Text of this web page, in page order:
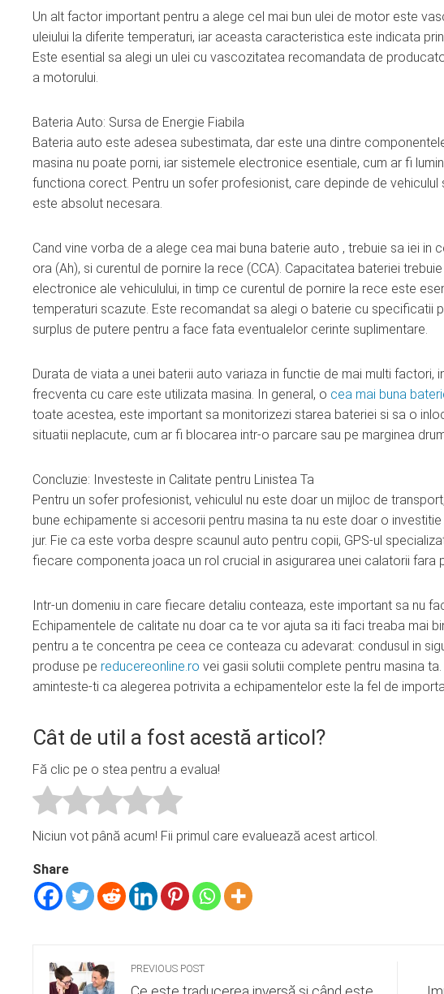
Un alt factor important pentru a alege cel mai bun ulei de motor este
uleiului la diferite temperaturi, iar aceasta caracteristica este indicata
Este esential sa alegi un ulei cu vascozitatea recomandata de
a motorului.
Bateria Auto: Sursa de Energie Fiabila
Bateria auto este adesea subestimata, dar este una dintre
masina nu poate porni, iar sistemele electronice esentiale, cum ar fi
functiona corect. Pentru un sofer profesionist, care depinde de
este absolut necesara.
Cand vine vorba de a alege cea mai buna baterie auto , trebuie sa iei
ora (Ah), si curentul de pornire la rece (CCA). Capacitatea bateriei
electronice ale vehiculului, in timp ce curentul de pornire la rece este
temperaturi scazute. Este recomandat sa alegi o baterie cu specificatii
surplus de putere pentru a face fata eventualelor cerinte suplimentare.
Durata de viata a unei baterii auto variaza in functie de mai multi factori,
frecventa cu care este utilizata masina. In general, o cea mai buna
toate acestea, este important sa monitorizezi starea bateriei si sa o
situatii neplacute, cum ar fi blocarea intr-o parcare sau pe marginea
Concluzie: Investeste in Calitate pentru Linistea Ta
Pentru un sofer profesionist, vehiculul nu este doar un mijloc de
bune echipamente si accesorii pentru masina ta nu este doar o
jur. Fie ca este vorba despre scaunul auto pentru copii, GPS-ul
fiecare componenta joaca un rol crucial in asigurarea unei calatorii fara
Intr-un domeniu in care fiecare detaliu conteaza, este important sa nu
Echipamentele de calitate nu doar ca te vor ajuta sa iti faci treaba mai
pentru a te concentra pe ceea ce conteaza cu adevarat: condusul in
produse pe reducereonline.ro vei gasii solutii complete pentru masina
aminteste-ti ca alegerea potrivita a echipamentelor este la fel de
Cât de util a fost acestă articol?
Fă clic pe o stea pentru a evalua!
Niciun vot până acum! Fii primul care evaluează acest articol.
Share
PREVIOUS POST